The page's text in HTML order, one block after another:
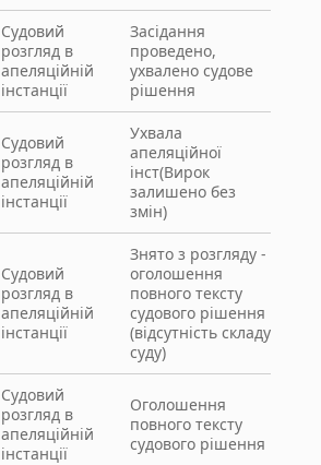
Судовий
розгляд в
апеляційній
інстанції
Засідання
проведено,
ухвалено судове
рішення
Судовий
розгляд в
апеляційній
інстанції
Ухвала
апеляційної
інст(Вирок
залишено без
змін)
Судовий
розгляд в
апеляційній
інстанції
Знято з розгляду -
оголошення
повного тексту
судового рішення
(відсутність складу
суду)
Судовий
розгляд в
апеляційній
інстанції
Оголошення
повного тексту
судового рішення